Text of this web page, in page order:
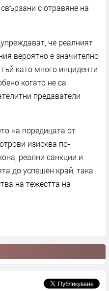
с отравяне на
че реалният
вероятно е значително
като много инциденти
когато не са
предаватели
на поредицата от
изисква по-
реални санкции и
до успешен край, така
на тежестта на